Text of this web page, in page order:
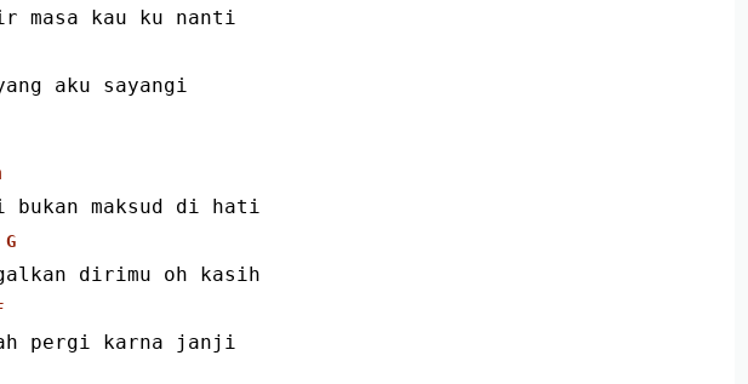
masa kau ku nanti
aku sayangi
bukan maksud di hati
G
dirimu oh kasih
pergi karna janji